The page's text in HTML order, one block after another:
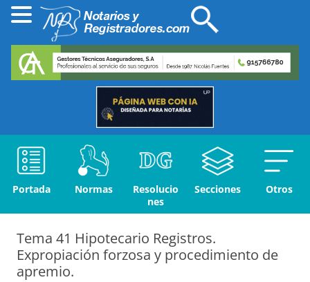
Portada Normas
Resolucio
nes
Secciones Otros
Tema 41 Hipotecario Registros.
Expropiación forzosa y procedimiento de
apremio.